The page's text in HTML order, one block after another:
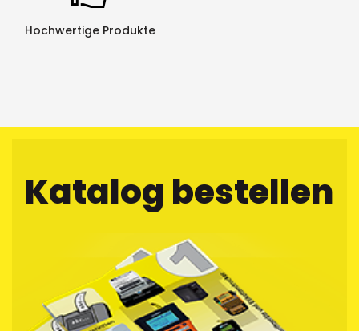
Hochwertige Produkte
Katalog bestellen